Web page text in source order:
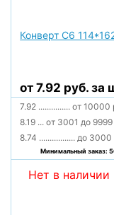
Конверт С6
от 7.92 руб. за
7.92 ............... от 10000
8.19 ... от 3001 до
8.74 ................. до 3000
Минимальный заказ:
Нет в наличии